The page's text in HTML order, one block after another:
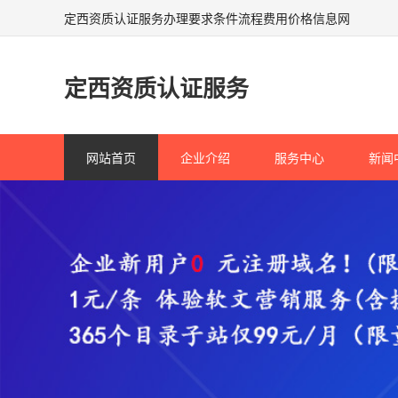
定西资质认证服务办理要求条件流程费用价格信息网
定西资质认证服务
网站首页 企业介绍 服务中心 新闻